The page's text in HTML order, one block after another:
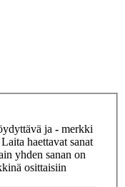
ja - merkki
haettavat sanat
yhden sanan on
osittaisiin